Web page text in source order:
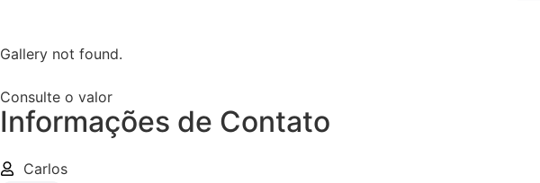
Gallery not found.
Consulte o valor
Informações de Contato
Carlos